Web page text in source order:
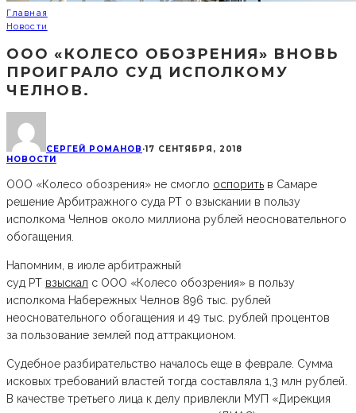
Главная
Новости
ООО «КОЛЕСО ОБОЗРЕНИЯ» ВНОВЬ
ПРОИГРАЛО СУД ИСПОЛКОМУ
ЧЕЛНОВ.
СЕРГЕЙ РОМАНОВ ·17 СЕНТЯБРЯ, 2018
НОВОСТИ
ООО «Колесо обозрения» не смогло оспорить в Самаре
решение Арбитражного суда РТ о взыскании в пользу
исполкома Челнов около миллиона рублей неосновательного
обогащения.
Напомним, в июле арбитражный
суд РТ взыскал с ООО «Колесо обозрения» в пользу
исполкома Набережных Челнов 896 тыс. рублей
неосновательного обогащения и 49 тыс. рублей процентов
за пользование землей под аттракционом.
Судебное разбирательство началось еще в феврале. Сумма
исковых требований властей тогда составляла 1,3 млн рублей.
В качестве третьего лица к делу привлекли МУП «Дирекция